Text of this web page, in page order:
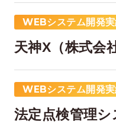
WEBシステム開発
天神X（株式会
WEBシステム開発
法定点検管理